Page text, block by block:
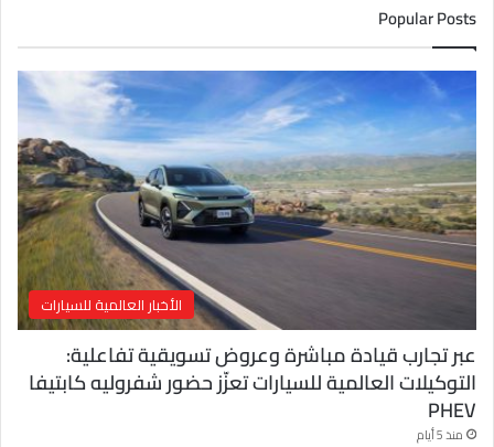
ا
ل
إ
ل
ك
ت
ر
و
ن
ي
Popular Posts
الأخبار العالمية للسيارات
عبر تجارب قيادة مباشرة وعروض تسويقية تفاعلية:
التوكيلات العالمية للسيارات تعزّز حضور شفروليه كابتيفا
PHEV
منذ 5 أيام